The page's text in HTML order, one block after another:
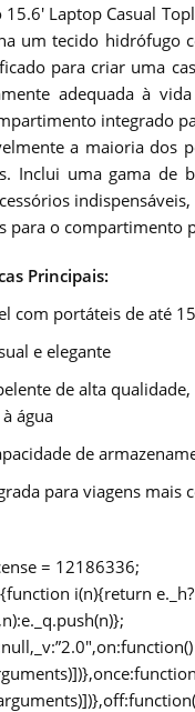
Laptop Casual
um tecido hidrófugo
para criar uma
adequada à
integrado
a maioria dos
Inclui uma gama de
para o compartimento
Principais:
com portáteis de até
e elegante
de alta
água
de
para viagens mais
= 12186336;
i(n){return e._h?